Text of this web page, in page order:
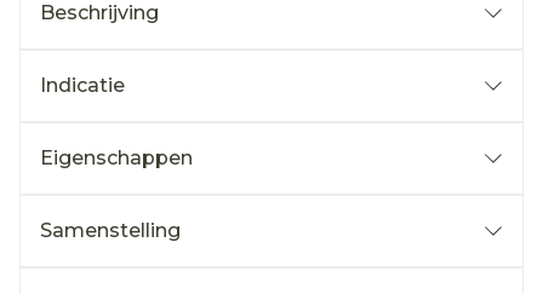
Beschrijving
Indicatie
Eigenschappen
Samenstelling